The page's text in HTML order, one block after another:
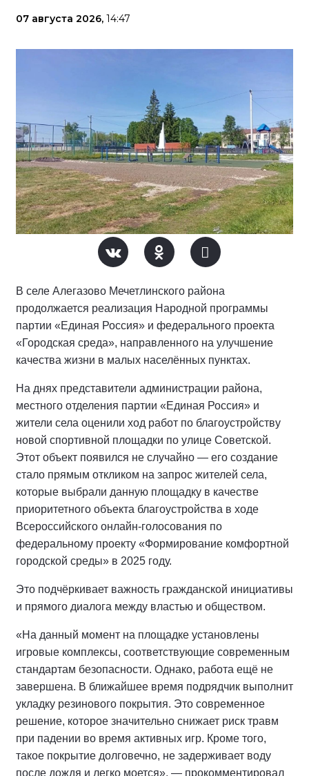
07 августа 2026, 14:47
В селе Алегазово Мечетлинского района
продолжается реализация Народной программы
партии «Единая Россия» и федерального проекта
«Городская среда», направленного на улучшение
качества жизни в малых населённых пунктах.
На днях представители администрации района,
местного отделения партии «Единая Россия» и
жители села оценили ход работ по благоустройству
новой спортивной площадки по улице Советской.
Этот объект появился не случайно — его создание
стало прямым откликом на запрос жителей села,
которые выбрали данную площадку в качестве
приоритетного объекта благоустройства в ходе
Всероссийского онлайн-голосования по
федеральному проекту «Формирование комфортной
городской среды» в 2025 году.
Это подчёркивает важность гражданской инициативы
и прямого диалога между властью и обществом.
«На данный момент на площадке установлены
игровые комплексы, соответствующие современным
стандартам безопасности. Однако, работа ещё не
завершена. В ближайшее время подрядчик выполнит
укладку резинового покрытия. Это современное
решение, которое значительно снижает риск травм
при падении во время активных игр. Кроме того,
такое покрытие долговечно, не задерживает воду
после дождя и легко моется», — прокомментировал